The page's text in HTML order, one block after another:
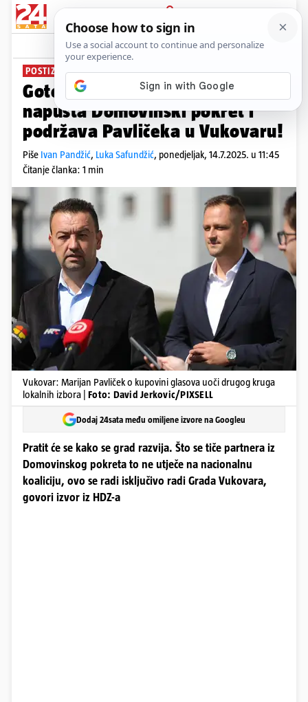
PRIJAVA
News Komentari
POSTIZBORNA SLAGALICA
Gotovo je! 24sata doznaju: HDZ
napušta Domovinski pokret i
podržava Pavličeka u Vukovaru!
Piše Ivan Pandžić, Luka Safundžić, ponedjeljak, 14.7.2025. u 11:45
Čitanje članka: 1 min
Vukovar: Marijan Pavliček o kupovini glasova uoči drugog kruga
lokalnih izbora | Foto: David Jerkovic/PIXSELL
Dodaj 24sata među omiljene izvore na Googleu
Pratit će se kako se grad razvija. Što se tiče partnera iz
Domovinskog pokreta to ne utječe na nacionalnu
koaliciju, ovo se radi isključivo radi Grada Vukovara,
govori izvor iz HDZ-a